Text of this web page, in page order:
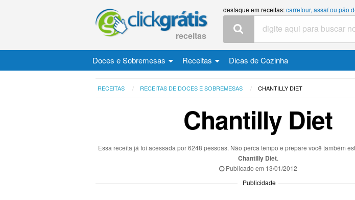
receitas
destaque em receitas:carrefour, assaí ou pão
Doces e Sobremesas Receitas Dicas de Cozinha
RECEITAS RECEITAS DE DOCES E SOBREMESAS CHANTILLY DIET
Chantilly Diet
Essa receita já foi acessada por 6248 pessoas. Não perca tempo e prepare você também
Chantilly Diet.
Publicado em 13/01/2012
Publicidade